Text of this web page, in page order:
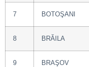
7 BOTOŞANI
8 BRĂILA
9 BRAŞOV